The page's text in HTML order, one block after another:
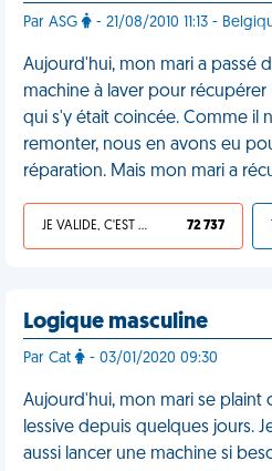
Par ASG - 21/08/2010 11:13 -
Aujourd'hui, mon mari a passé
machine à laver pour
qui s'y était coincée. Comme il
remonter, nous en avons eu
réparation. Mais mon mari a
JE VALIDE, C'EST UNE VDM 72 737
Logique masculine
Par Cat - 03/01/2020 09:30
Aujourd'hui, mon mari se plaint
lessive depuis quelques jours.
aussi lancer une machine si